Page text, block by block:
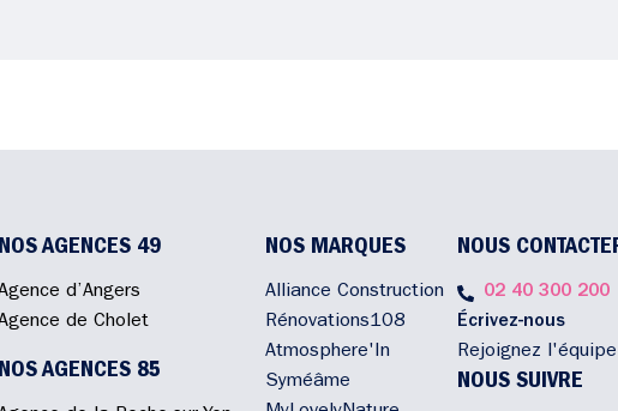
NOS AGENCES 49
d’Angers
de Cholet
NOS AGENCES 85
NOS MARQUES
Alliance Construction
Rénovations108
Atmosphere'In
Syméâme
NOUS
02 40 300 200
Écrivez-nous
Rejoignez l'équipe
NOUS SUIVRE